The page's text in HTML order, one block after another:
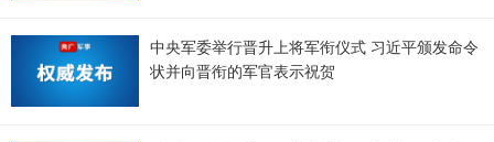
中央军委举行晋升上将军衔仪式 习近平颁发命令
状并向晋衔的军官表示祝贺